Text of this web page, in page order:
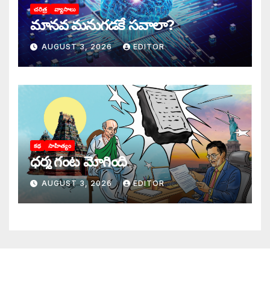
చరిత్ర వ్యాసాలు
మానవ మనుగడకే సవాలా?
AUGUST 3, 2026 EDITOR
కథ సాహిత్యం
ధర్మ గంట మోగింది
AUGUST 3, 2026 EDITOR